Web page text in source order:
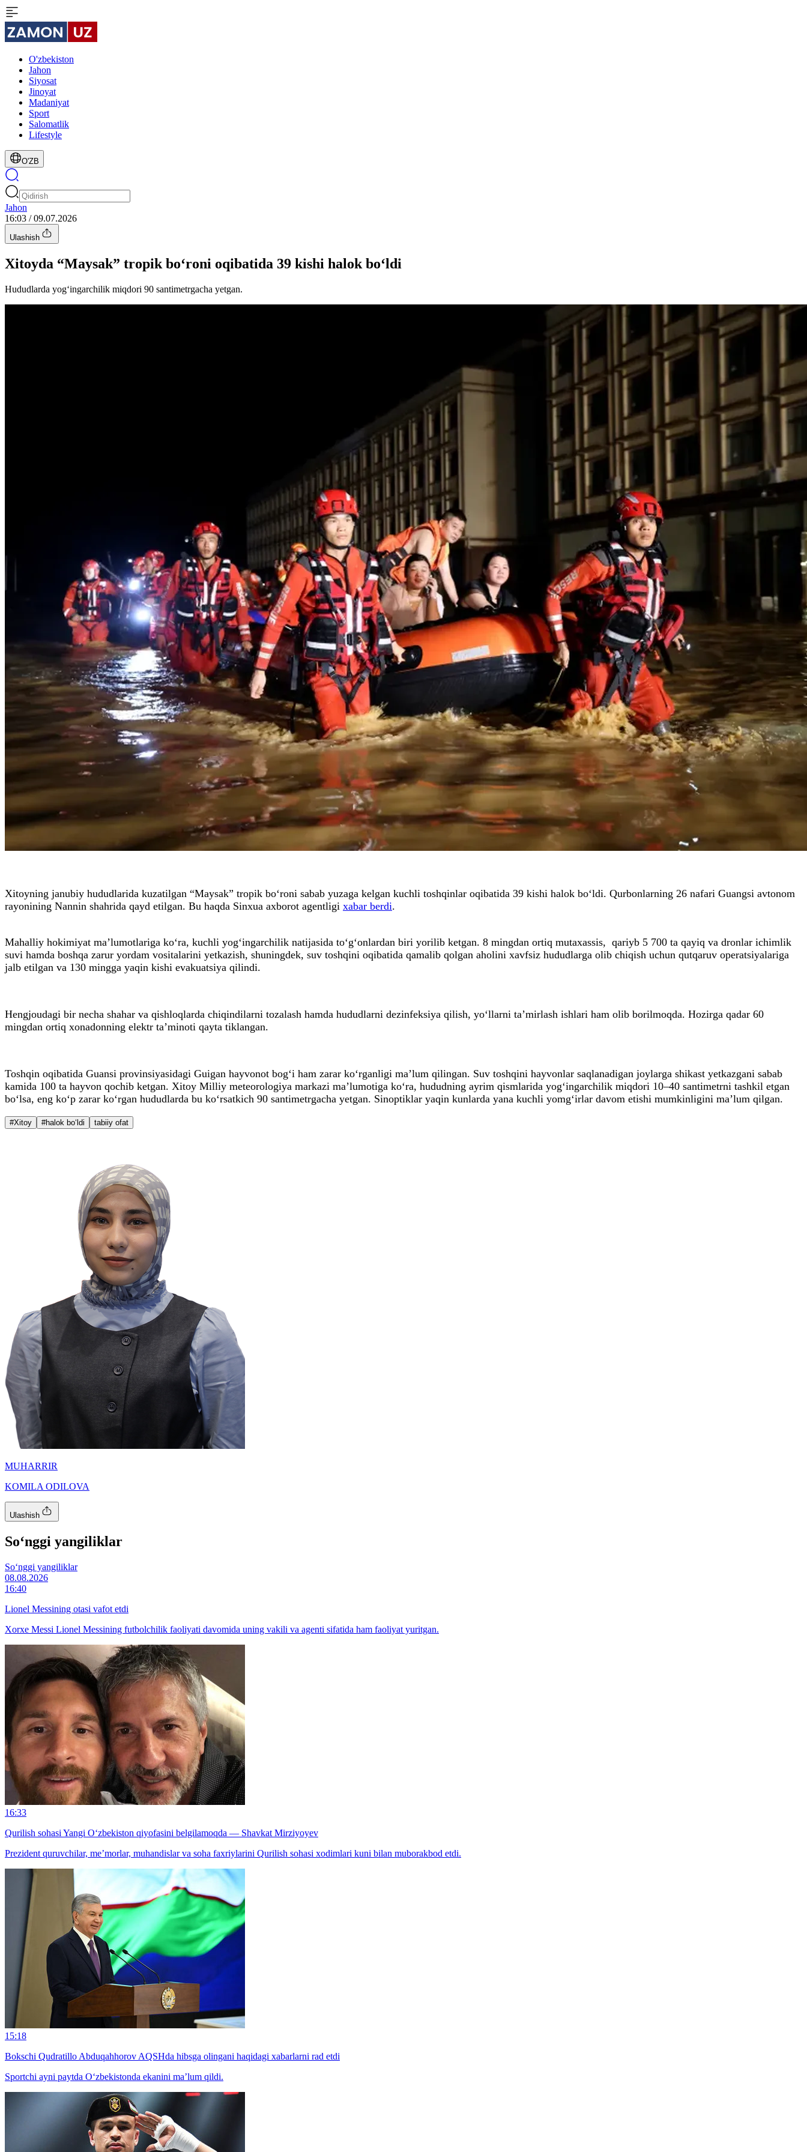
O'zbekiston
Jahon
Siyosat
Jinoyat
Madaniyat
Sport
Salomatlik
Lifestyle
O'ZB
Jahon
16:03 / 09.07.2026
Ulashish
Xitoyda “Maysak” tropik bo‘roni oqibatida 39 kishi halok bo‘ldi
Hududlarda yog‘ingarchilik miqdori 90 santimetrgacha yetgan.
Xitoyning janubiy hududlarida kuzatilgan “Maysak” tropik bo‘roni sabab yuzaga kelgan kuchli toshqinlar oqibatida 39 kishi halok bo‘ldi. Qurbonlarning 26 nafari Guangsi avtonom
rayonining Nannin shahrida qayd etilgan. Bu haqda Sinxua axborot agentligi xabar berdi.
Mahalliy hokimiyat ma’lumotlariga ko‘ra, kuchli yog‘ingarchilik natijasida to‘g‘onlardan biri yorilib ketgan. 8 mingdan ortiq mutaxassis, qariyb 5 700 ta qayiq va dronlar ichimlik
suvi hamda boshqa zarur yordam vositalarini yetkazish, shuningdek, suv toshqini oqibatida qamalib qolgan aholini xavfsiz hududlarga olib chiqish uchun qutqaruv operatsiyalariga
jalb etilgan va 130 mingga yaqin kishi evakuatsiya qilindi.
Hengjoudagi bir necha shahar va qishloqlarda chiqindilarni tozalash hamda hududlarni dezinfeksiya qilish, yo‘llarni ta’mirlash ishlari ham olib borilmoqda. Hozirga qadar 60
mingdan ortiq xonadonning elektr ta’minoti qayta tiklangan.
Toshqin oqibatida Guansi provinsiyasidagi Guigan hayvonot bog‘i ham zarar ko‘rganligi ma’lum qilingan. Suv toshqini hayvonlar saqlanadigan joylarga shikast yetkazgani sabab
kamida 100 ta hayvon qochib ketgan. Xitoy Milliy meteorologiya markazi ma’lumotiga ko‘ra, hududning ayrim qismlarida yog‘ingarchilik miqdori 10–40 santimetrni tashkil etgan
bo‘lsa, eng ko‘p zarar ko‘rgan hududlarda bu ko‘rsatkich 90 santimetrgacha yetgan. Sinoptiklar yaqin kunlarda yana kuchli yomg‘irlar davom etishi mumkinligini ma’lum qilgan.
#Xitoy #halok bo‘ldi tabiiy ofat
MUHARRIR
KOMILA ODILOVA
Ulashish
So‘nggi yangiliklar
So‘nggi yangiliklar
08.08.2026
16:40
Lionel Messining otasi vafot etdi
Xorxe Messi Lionel Messining futbolchilik faoliyati davomida uning vakili va agenti sifatida ham faoliyat yuritgan.
16:33
Qurilish sohasi Yangi O‘zbekiston qiyofasini belgilamoqda — Shavkat Mirziyoyev
Prezident quruvchilar, me’morlar, muhandislar va soha faxriylarini Qurilish sohasi xodimlari kuni bilan muborakbod etdi.
15:18
Bokschi Qudratillo Abduqahhorov AQSHda hibsga olingani haqidagi xabarlarni rad etdi
Sportchi ayni paytda O‘zbekistonda ekanini ma’lum qildi.